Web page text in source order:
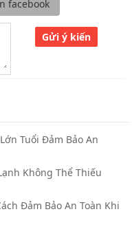
facebook
Gửi ý kiến
Tuổi Đảm Bảo An
Không Thể Thiếu
Đảm Bảo An Toàn Khi